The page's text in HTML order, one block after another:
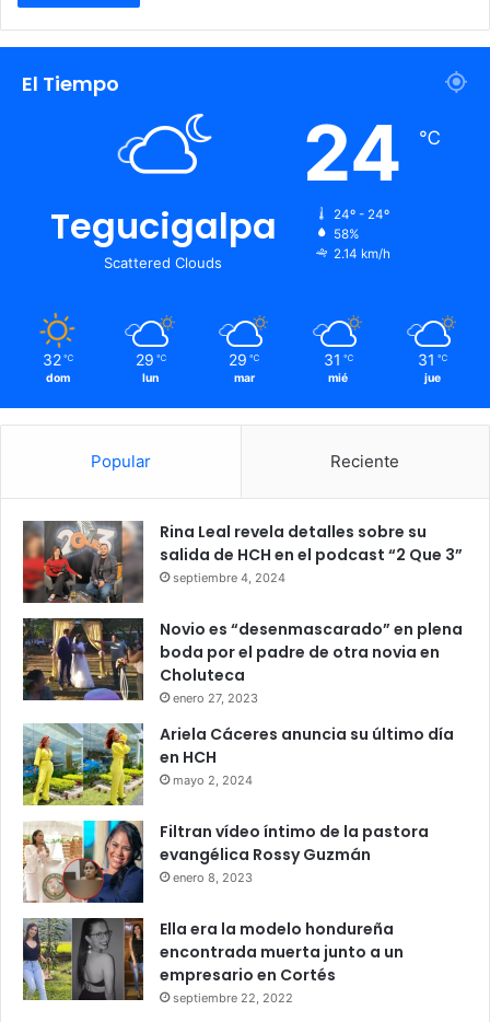
El Tiempo
Tegucigalpa
Scattered Clouds
24 ℃
24º - 24º
58%
2.14 km/h
32 ℃
dom
29 ℃
lun
29 ℃
mar
31 ℃
mié
31 ℃
jue
Popular Reciente
Rina Leal revela detalles sobre su
salida de HCH en el podcast “2 Que 3”
septiembre 4, 2024
Novio es “desenmascarado” en plena
boda por el padre de otra novia en
Choluteca
enero 27, 2023
Ariela Cáceres anuncia su último día
en HCH
mayo 2, 2024
Filtran vídeo íntimo de la pastora
evangélica Rossy Guzmán
enero 8, 2023
Ella era la modelo hondureña
encontrada muerta junto a un
empresario en Cortés
septiembre 22, 2022